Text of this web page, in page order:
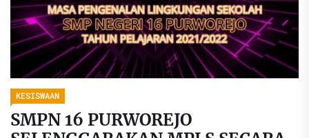
KESISWAAN
SMPN 16 PURWOREJO